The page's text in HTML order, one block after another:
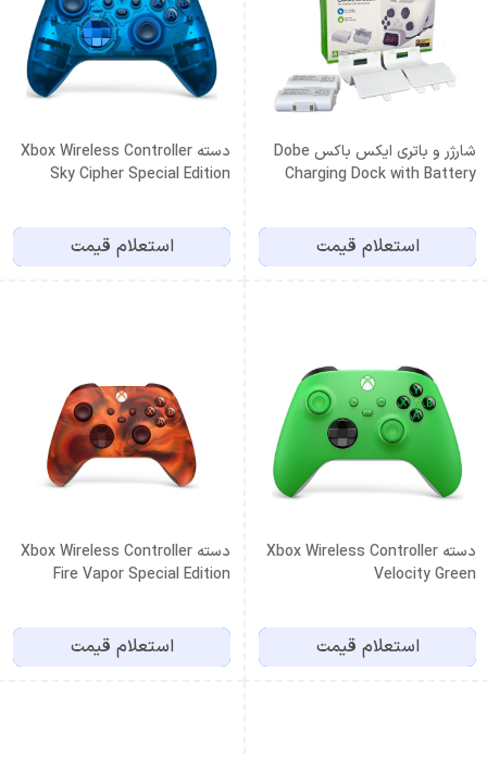
شارژر و باتری ایکس باکس Dobe
Charging Dock with Battery
استعلام قیمت
دسته Xbox Wireless Controller
Sky Cipher Special Edition
استعلام قیمت
دسته Xbox Wireless Controller
Velocity Green
استعلام قیمت
دسته Xbox Wireless Controller
Fire Vapor Special Edition
استعلام قیمت